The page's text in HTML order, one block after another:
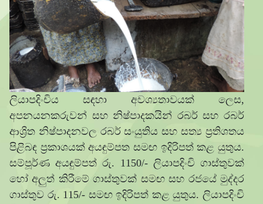
ලියාපදිංචිය සඳහා අවශ්‍යතාවයක් ලෙස,
අපනයනකරුවන් සහ නිෂ්පාදකයින් රබර් සහ රබර්
ආශ්‍රිත නිෂ්පාදනවල රබර් සංයුතිය සහ සත්‍ය ප්‍රතිශතය
පිළිබඳ ප්‍රකාශයක් අයඳුම්පත සමඟ ඉදිරිපත් කළ යුතුය.
සම්පූර්ණ අයඳුම්පත් රු. 1150/- ලියාපදිංචි ගාස්තුවක්
හෝ අලුත් කිරීමේ ගාස්තුවක් සමඟ සහ රජයේ මුද්දර
ගාස්තුව රු. 115/- සමඟ ඉදිරිපත් කළ යුතුය. ලියාපදිංචි